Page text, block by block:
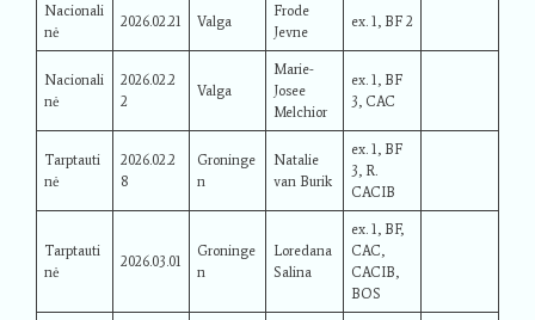
Nacionali
nė
2026.02.21 Valga
Frode
Jevne
ex. 1, BF 2
Nacionali
nė
2026.02.2
2
Valga
Marie-
Josee
Melchior
ex. 1, BF
3, CAC
Tarptauti
nė
2026.02.2
8
Groninge
n
Natalie
van Burik
ex. 1, BF
3, R.
CACIB
Tarptauti
nė
2026.03.01
Groninge
n
Loredana
Salina
ex. 1, BF,
CAC,
CACIB,
BOS